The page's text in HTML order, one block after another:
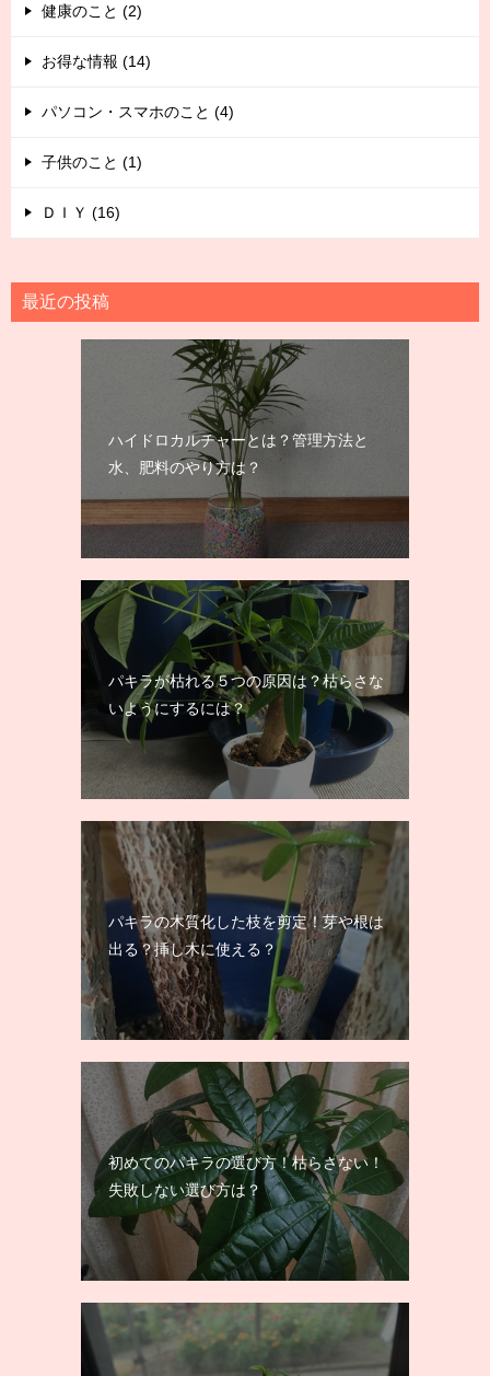
健康のこと (2)
お得な情報 (14)
パソコン・スマホのこと (4)
子供のこと (1)
ＤＩＹ (16)
最近の投稿
ハイドロカルチャーとは？管理方法と
水、肥料のやり方は？
パキラが枯れる５つの原因は？枯らさな
いようにするには？
パキラの木質化した枝を剪定！芽や根は
出る？挿し木に使える？
初めてのパキラの選び方！枯らさない！
失敗しない選び方は？